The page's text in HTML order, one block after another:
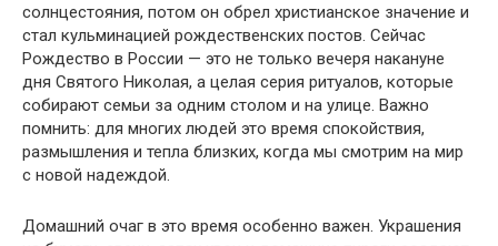
солнцестояния, потом он обрел христианское значение и
стал кульминацией рождественских постов. Сейчас
Рождество в России — это не только вечеря накануне
дня Святого Николая, а целая серия ритуалов, которые
собирают семьи за одним столом и на улице. Важно
помнить: для многих людей это время спокойствия,
размышления и тепла близких, когда мы смотрим на мир
с новой надеждой.
Домашний очаг в это время особенно важен. Украшения